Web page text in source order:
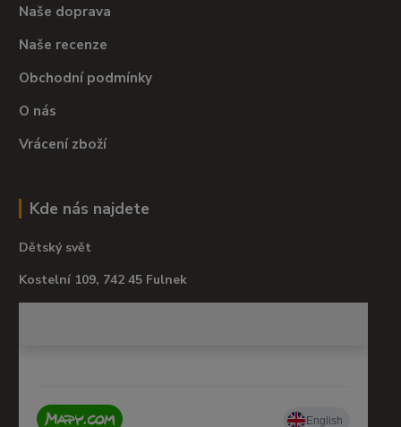
Naše doprava
Naše recenze
Obchodní podmínky
O nás
Vrácení zboží
Kde nás najdete
Dětský svět
Kostelní 109, 742 45 Fulnek